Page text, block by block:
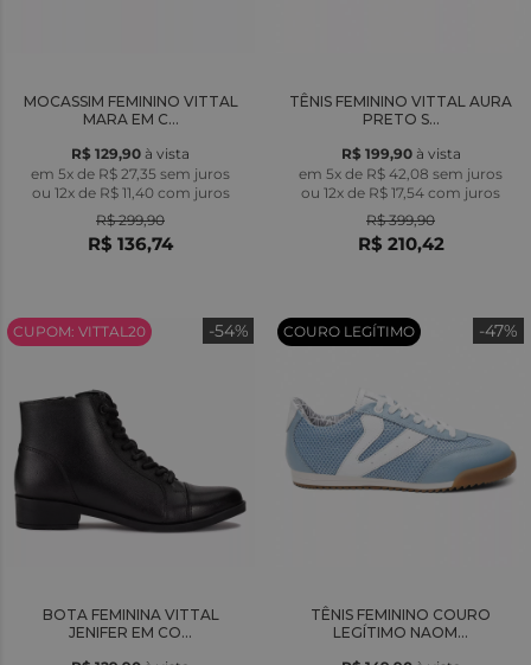
MOCASSIM FEMININO VITTAL
MARA EM C...
R$ 299,90
R$ 136,74
em 5x de R$ 27,35 sem juros
ou 12x de R$ 11,40 com juros
R$ 129,90 à vista
TÊNIS FEMININO VITTAL AURA
PRETO S...
R$ 399,90
R$ 210,42
em 5x de R$ 42,08 sem juros
ou 12x de R$ 17,54 com juros
R$ 199,90à vista
-54%
CUPOM: VITTAL20
BOTA FEMININA VITTAL
JENIFER EM CO...
-47%
COURO LEGÍTIMO
TÊNIS FEMININO COURO
LEGÍTIMO NAOM...